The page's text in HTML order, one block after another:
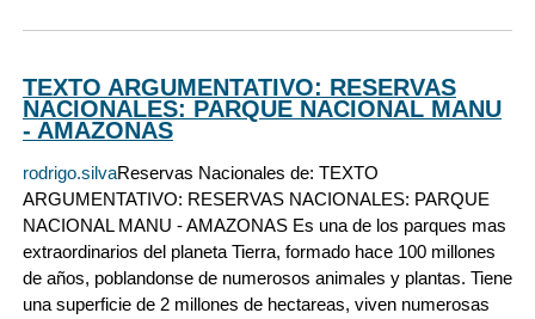
TEXTO ARGUMENTATIVO: RESERVAS
NACIONALES: PARQUE NACIONAL MANU
- AMAZONAS
rodrigo.silvaReservas Nacionales de: TEXTO
ARGUMENTATIVO: RESERVAS NACIONALES: PARQUE
NACIONAL MANU - AMAZONAS Es una de los parques mas
extraordinarios del planeta Tierra, formado hace 100 millones
de años, poblandonse de numerosos animales y plantas. Tiene
una superficie de 2 millones de hectareas, viven numerosas